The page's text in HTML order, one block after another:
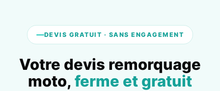
DEVIS GRATUIT · SANS ENGAGEMENT
Votre devis remorquage
moto, ferme et gratuit